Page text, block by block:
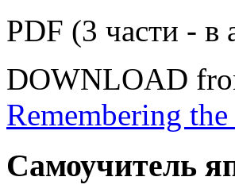
PDF (3 части - в
DOWNLOAD
Remembering
Самоучитель